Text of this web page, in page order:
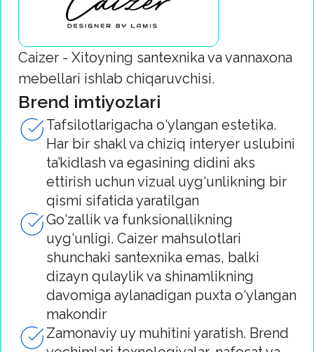
uslub bir maromda yashaydigan,
kundalik turmushni estetik zavqqa
aylantiradigan makonni shakllantiradi
Caizer estetika va qulaylikni qadrlaydigan,
tafsilotlar uslub tili bo‘lgan insonlar uchun
yechimlar yaratadi. U bilan uy
texnologiyalar va nafosat bir maromda
yashaydigan makonga aylanadi.
So‘rov yuborish
LAMIS — zamonaviy dizayn, ergonomika va
funksionallikni uyg‘unlashtirgan vannaxona
mebellari brendi.
Funksional interyer yechimlari